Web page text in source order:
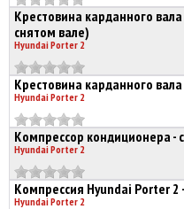
Крестовина карданного
снятом вале)
Hyundai Porter 2
Крестовина карданного
Hyundai Porter 2
Компрессор кондиционера -
Hyundai Porter 2
Компрессия Hyundai Porter 2
Hyundai Porter 2